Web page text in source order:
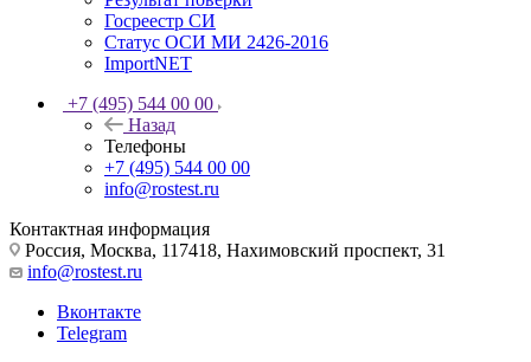
Госреестр СИ
Статус ОСИ МИ 2426-2016
ImportNET
+7 (495) 544 00 00
Назад
Телефоны
+7 (495) 544 00 00
info@rostest.ru
Контактная информация
Россия, Москва, 117418, Нахимовский проспект, 31
info@rostest.ru
Вконтакте
Telegram